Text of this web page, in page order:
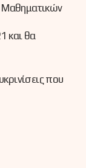
Μαθηματικών
και θα
που